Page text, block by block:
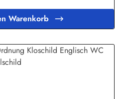
garantiert. Wir verkaufen nur original
Nicht jeder Hersteller oder
zum öffentlichen Verkauf
921423 Winsen
Warenkorb